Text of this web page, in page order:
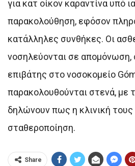
για κατ οίκον καραντίνα υπό
παρακολούθηση, εφόσον
κατάλληλες συνθήκες. Οι
νοσηλεύονται σε απομόνωση,
επιβάτης στο νοσοκομείο
παρακολουθούνται στενά, με
δηλώνουν πως η κλινική τους
σταθεροποίηση.
Share